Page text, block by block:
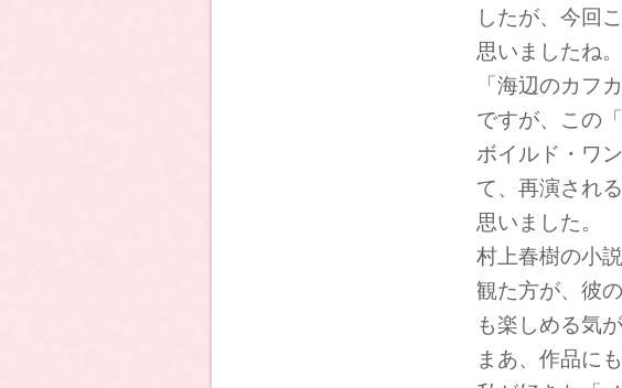
したが、今回
思いましたね。
「海辺のカフ
ですが、この
ボイルド・ワ
て、再演され
思いました。
村上春樹の小
観た方が、彼
も楽しめる気
まあ、作品に